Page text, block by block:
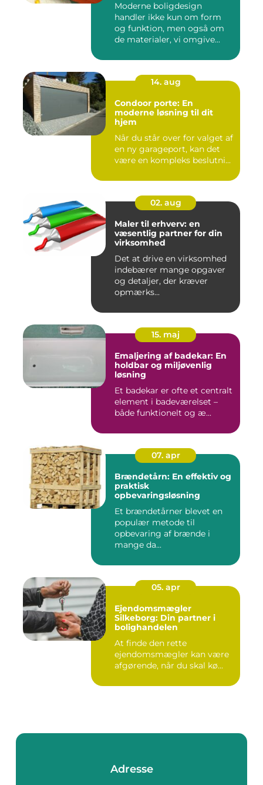
Moderne boligdesign
handler ikke kun om form
og funktion, men også om
de materialer, vi omgive...
14. aug
Condoor porte: En
moderne løsning til dit
hjem
Når du står over for valget af
en ny garageport, kan det
være en kompleks beslutni...
02. aug
Maler til erhverv: en
væsentlig partner for din
virksomhed
Det at drive en virksomhed
indebærer mange opgaver
og detaljer, der kræver
opmærks...
15. maj
Emaljering af badekar: En
holdbar og miljøvenlig
løsning
Et badekar er ofte et centralt
element i badeværelset –
både funktionelt og æ...
07. apr
Brændetårn: En effektiv og
praktisk
opbevaringsløsning
Et brændetårner blevet en
populær metode til
opbevaring af brænde i
mange da...
05. apr
Ejendomsmægler
Silkeborg: Din partner i
bolighandelen
At finde den rette
ejendomsmægler kan være
afgørende, når du skal kø...
Adresse